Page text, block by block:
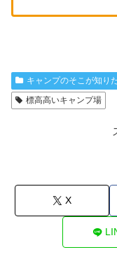
キャンプのそこが知り
標高高いキャンプ場
X